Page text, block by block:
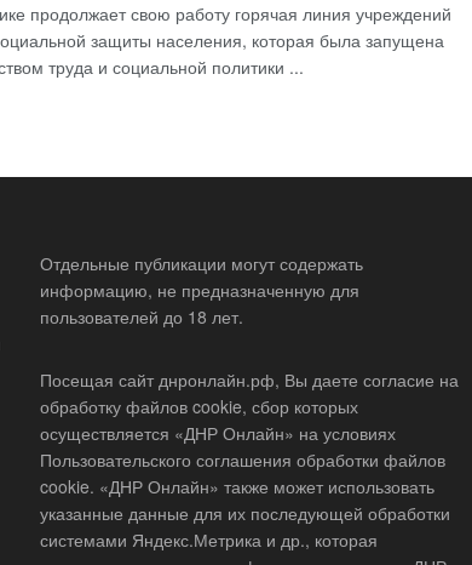
продолжает свою работу горячая линия учреждений
защиты населения, которая была запущена
труда и социальной политики ...
Отдельные публикации могут содержать
информацию, не предназначенную для
пользователей до 18 лет.
Посещая сайт днронлайн.рф, Вы даете согласие на
обработку файлов cookie, сбор которых
осуществляется «ДНР Онлайн» на условиях
Пользовательского соглашения обработки файлов
cookie. «ДНР Онлайн» также может использовать
указанные данные для их последующей обработки
системами Яндекс.Метрика и др., которая